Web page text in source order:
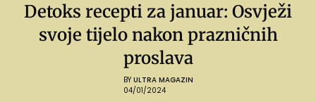
Detoks recepti za januar: Osvježi
svoje tijelo nakon prazničnih
proslava
BY ULTRA MAGAZIN
04/01/2024